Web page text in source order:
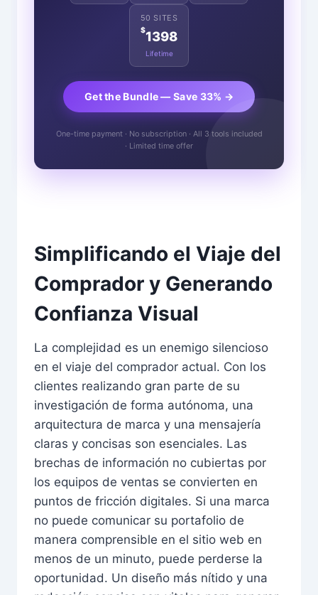
50 SITES
$1398
Lifetime
Get the Bundle — Save 33% →
One-time payment · No subscription · All 3 tools included
· Limited time offer
Simplificando el Viaje del
Comprador y Generando
Confianza Visual
La complejidad es un enemigo silencioso
en el viaje del comprador actual. Con los
clientes realizando gran parte de su
investigación de forma autónoma, una
arquitectura de marca y una mensajería
claras y concisas son esenciales. Las
brechas de información no cubiertas por
los equipos de ventas se convierten en
puntos de fricción digitales. Si una marca
no puede comunicar su portafolio de
manera comprensible en el sitio web en
menos de un minuto, puede perderse la
oportunidad. Un diseño más nítido y una